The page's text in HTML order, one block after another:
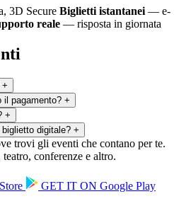
3D Secure Biglietti istantanei — e-
reale — risposta in giornata
+
il pagamento? +
+
digitale? +
trovi gli eventi che contano per te.
conferenze e altro.
GET IT ON Google Play